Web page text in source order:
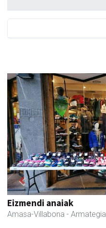
Eizmendi anaiak
Amasa-Villabona - Armategia
Previous